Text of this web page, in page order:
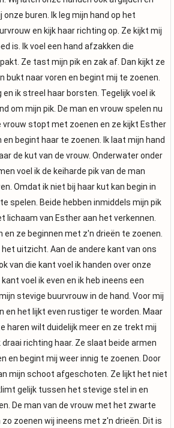
onze buren. Ik leg mijn hand op het
en kijk haar richting op. Ze kijkt mij
is. Ik voel een hand afzakken die
Ze tast mijn pik en zak af. Dan kijkt ze
bukt naar voren en begint mij te zoenen.
en ik streel haar borsten. Tegelijk voel ik
om mijn pik. De man en vrouw spelen nu
vrouw stopt met zoenen en ze kijkt Esther
en begint haar te zoenen. Ik laat mijn hand
de kut van de vrouw. Onderwater onder
voel ik de keiharde pik van de man
Omdat ik niet bij haar kut kan begin in
spelen. Beide hebben inmiddels mijn pik
lichaam van Esther aan het verkennen.
en ze beginnen met z'n drieën te zoenen.
het uitzicht. Aan de andere kant van ons
van die kant voel ik handen over onze
voel ik even en ik heb ineens een
stevige buurvrouw in de hand. Voor mij
en het lijkt even rustiger te worden. Maar
haren wilt duidelijk meer en ze trekt mij
richting haar. Ze slaat beide armen
en begint mij weer innig te zoenen. Door
mijn schoot afgeschoten. Ze lijkt het niet
gelijk tussen het stevige stel in en
De man van de vrouw met het zwarte
zoenen wij ineens met z'n drieën. Dit is